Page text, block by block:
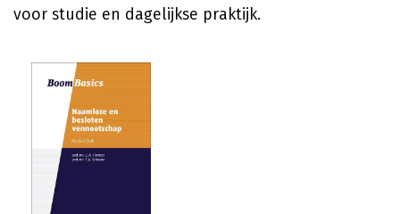
voor studie en dagelijkse praktijk.